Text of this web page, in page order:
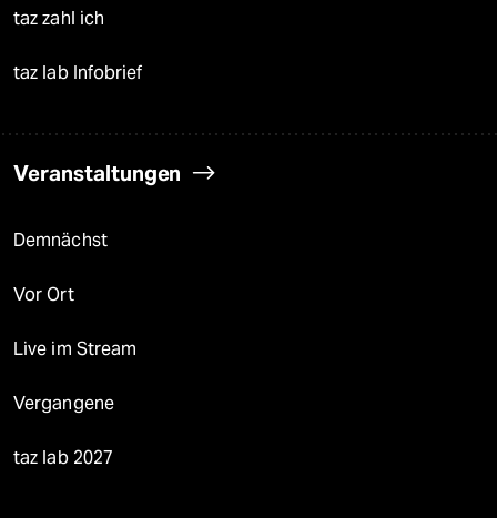
taz zahl ich
taz lab Infobrief
Veranstaltungen
Demnächst
Vor Ort
Live im Stream
Vergangene
taz lab 2027